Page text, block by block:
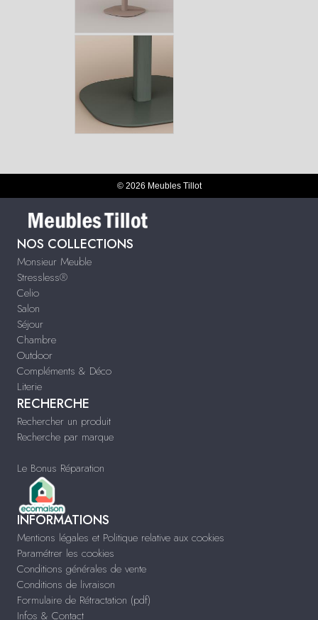
© 2026 Meubles Tillot
NOS COLLECTIONS
Monsieur Meuble
Stressless®
Celio
Salon
Séjour
Chambre
Outdoor
Compléments & Déco
Literie
RECHERCHE
Rechercher un produit
Recherche par marque
Le Bonus Réparation
INFORMATIONS
Mentions légales et Politique relative aux cookies
Paramétrer les cookies
Conditions générales de vente
Conditions de livraison
Formulaire de Rétractation (pdf)
Infos & Contact